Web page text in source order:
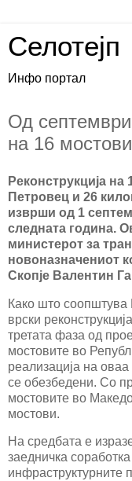
Селотејп
Инфо портал
Од септември
на 16
Реконструкција
Петровец и 26
изврши од 1
следната година.
министерот за
новоназначениот
Скопје Валентин
Како што соопштува
врски
третата фаза од
мостовите во
реализација на
се обезбедени. Со
мостовите во
мостови.
На средбата е
заедничка
инфраструктурните